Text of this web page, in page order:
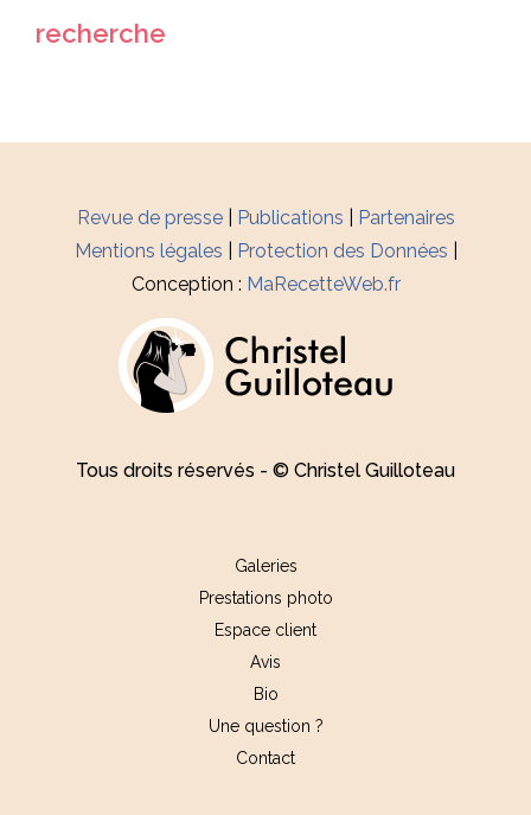
Revue de presse| Publications
Partenaires
Mentions légales
Protection des Données
Conception : MaRecetteWeb.fr
Tous droits réservés - © Christel Guilloteau
Galeries
Prestations photo
Espace client
Avis
Bio
Une question ?
Contact